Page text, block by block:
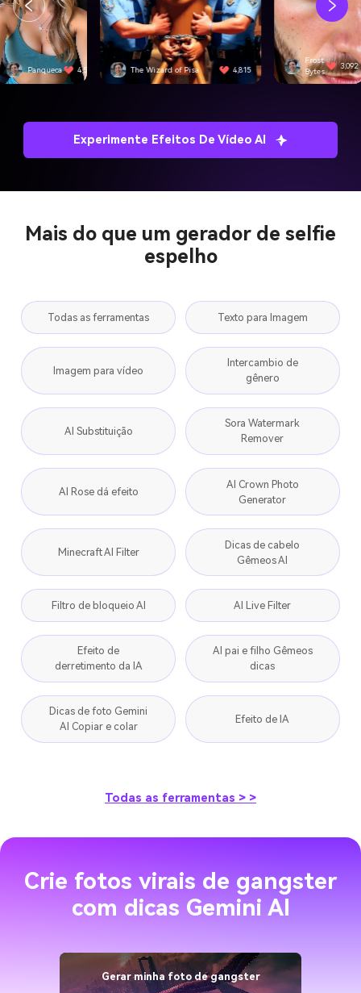
Wizard of Pisa 4,815
Frost
Bytes
3,092 SwiftEdge
Experimente Efeitos De Vídeo AI
Mais do que um gerador de selfie
espelho
Todas as ferramentas Texto para Imagem
Imagem para vídeo
Intercambio de
gênero
AI Substituição
Sora Watermark
Remover
AI Rose dá efeito
AI Crown Photo
Generator
Minecraft AI Filter
Dicas de cabelo
Gêmeos AI
Filtro de bloqueio AI AI Live Filter
Efeito de
derretimento da IA
AI pai e filho Gêmeos
dicas
Dicas de foto Gemini
AI Copiar e colar
Efeito de IA
Todas as ferramentas > >
Crie fotos virais de gangster
com dicas Gemini AI
Gerar minha foto de gangster